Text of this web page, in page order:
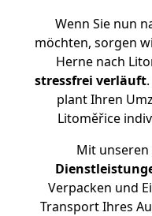
Wenn Sie nun
möchten, sorgen
Herne nach
stressfrei verläuft
plant Ihren
Litoměřice
Mit
Verpacken und
Transport Ihres